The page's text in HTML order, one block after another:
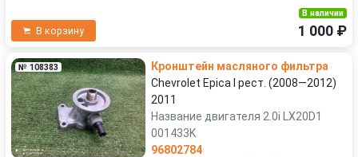
В корзину
В наличии
1 000 ₽
№ 108383
Кронштейн масляного фильтра
Chevrolet Epica I рест. (2008—2012)
2011
Название двигателя 2.0i LX20D1
001433K
96802784